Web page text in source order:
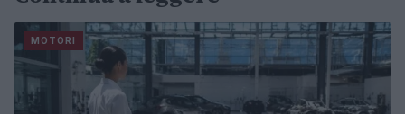
MOTORI